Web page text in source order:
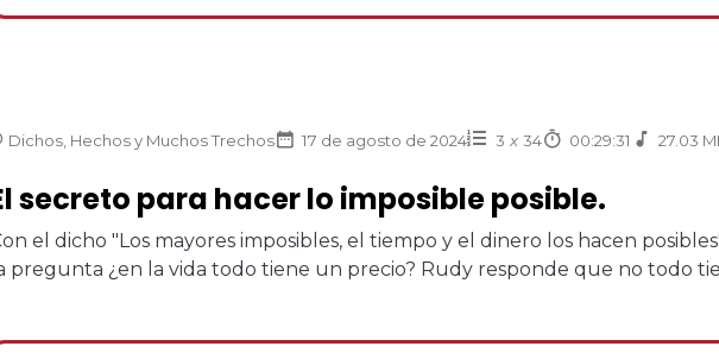
Dichos, Hechos y Muchos Trechos 17 de agosto de 2024 3 x 34 00:29:31 27.03
secreto para hacer lo imposible posible.
el dicho "Los mayores imposibles, el tiempo y el dinero los hacen
pregunta ¿en la vida todo tiene un precio? Rudy responde que no todo